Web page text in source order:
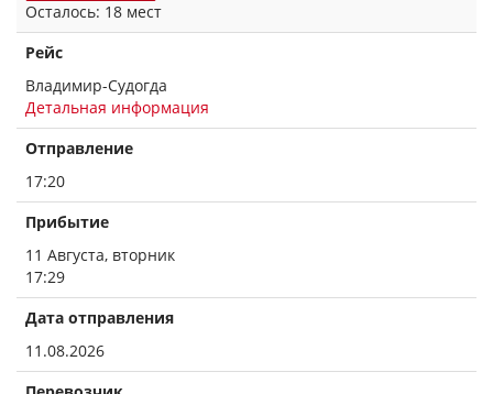
Осталось: 18 мест
Рейс
Владимир-Судогда
Детальная информация
Отправление
17:20
Прибытие
11 Августа, вторник
17:29
Дата отправления
11.08.2026